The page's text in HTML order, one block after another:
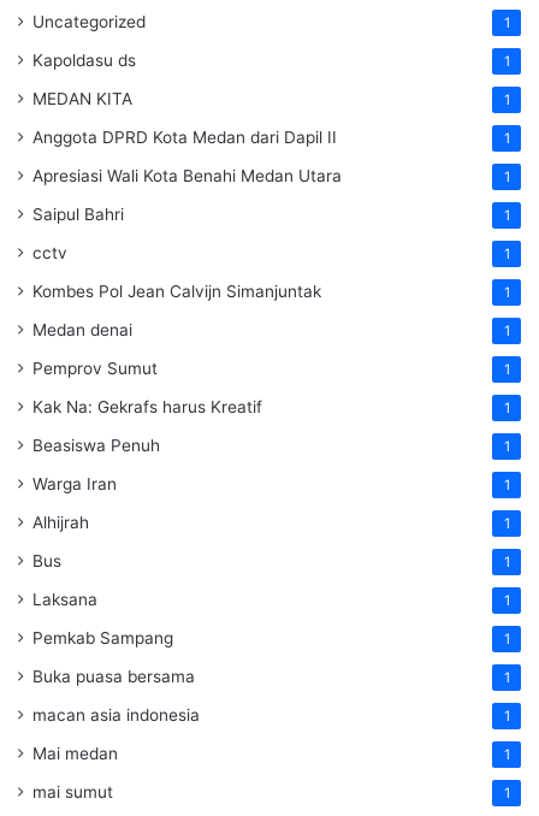
Uncategorized 1
Kapoldasu ds 1
MEDAN KITA 1
Anggota DPRD Kota Medan dari Dapil II 1
Apresiasi Wali Kota Benahi Medan Utara 1
Saipul Bahri 1
cctv 1
Kombes Pol Jean Calvijn Simanjuntak 1
Medan denai 1
Pemprov Sumut 1
Kak Na: Gekrafs harus Kreatif 1
Beasiswa Penuh 1
Warga Iran 1
Alhijrah 1
Bus 1
Laksana 1
Pemkab Sampang 1
Buka puasa bersama 1
macan asia indonesia 1
Mai medan 1
mai sumut 1